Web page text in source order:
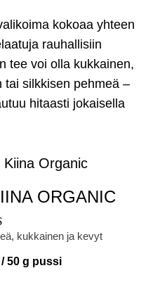
kokoaa yhteen
rauhallisiin
tee voi olla kukkainen,
tai silkkisen pehmeä –
hitaasti jokaisella
ORGANIC
kukkainen ja kevyt
50 g pussi